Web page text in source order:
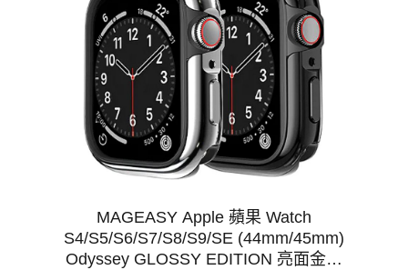
MAGEASY Apple 蘋果 Watch
S4/S5/S6/S7/S8/S9/SE (44mm/45mm)
Odyssey GLOSSY EDITION 亮面金屬